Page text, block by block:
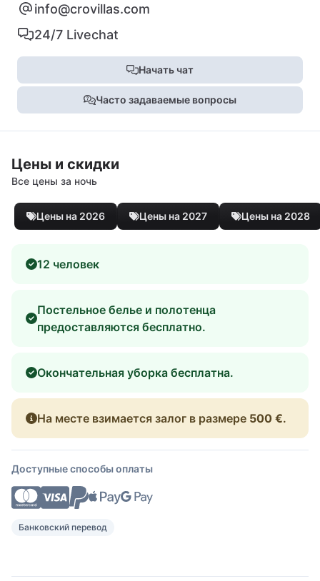
info@crovillas.com
24/7 Livechat
Начать чат
Часто задаваемые вопросы
Цены и скидки
Все цены за ночь
Цены на 2026 Цены на 2027 Цены на 2028
12 человек
Постельное белье и полотенца
предоставляются бесплатно.
Окончательная уборка бесплатна.
На месте взимается залог в размере 500 €.
Доступные способы оплаты
Банковский перевод